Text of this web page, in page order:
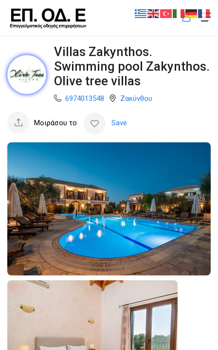
Villas Zakynthos.
Swimming pool Zakynthos.
Olive tree villas
6974013548 Ζακύνθου
Μοιράσου το Save